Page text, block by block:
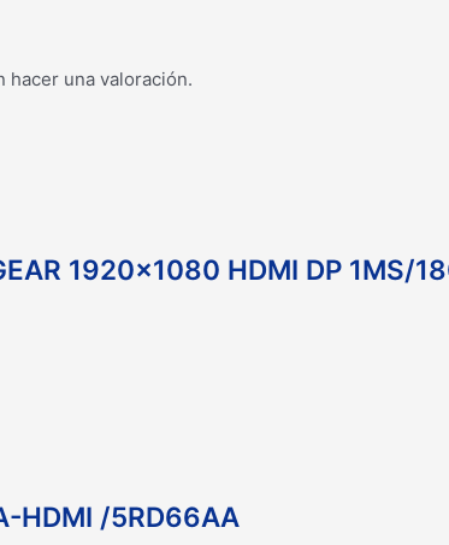
hacer una valoración.
1920×1080 HDMI DP 1MS/
HDMI /5RD66AA